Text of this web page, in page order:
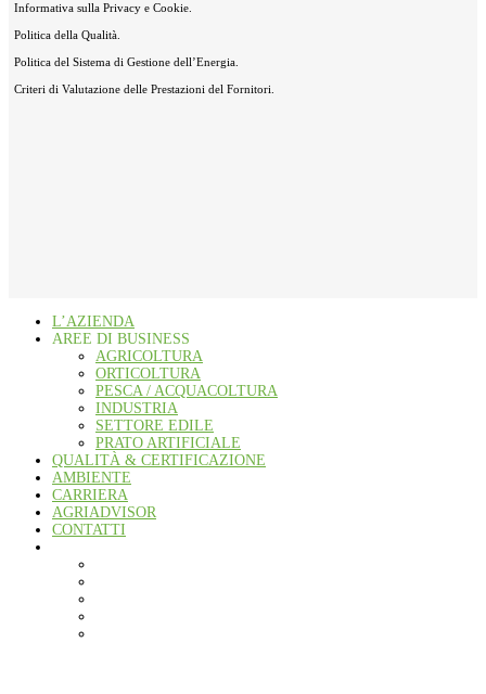
Informativa sulla Privacy e Cookie.
Politica della Qualità.
Politica del Sistema di Gestione dell’Energia.
Criteri di Valutazione delle Prestazioni del Fornitori.
L’AZIENDA
AREE DI BUSINESS
AGRICOLTURA
ORTICOLTURA
PESCA / ACQUACOLTURA
INDUSTRIA
SETTORE EDILE
PRATO ARTIFICIALE
QUALITÀ & CERTIFICAZIONE
AMBIENTE
CARRIERA
AGRIADVISOR
CONTATTI